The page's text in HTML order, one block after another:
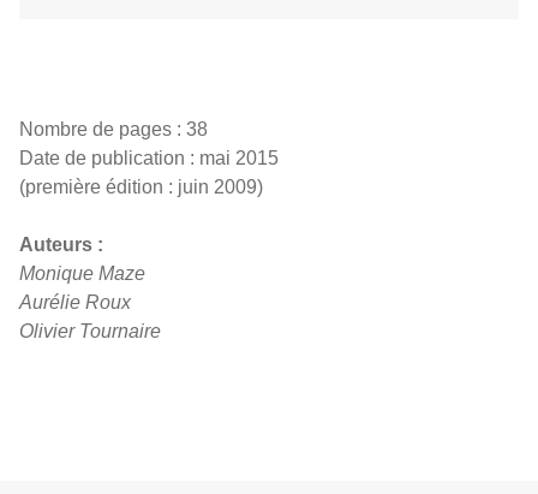
Nombre de pages : 38
Date de publication : mai 2015
(première édition : juin 2009)
Auteurs :
Monique Maze
Aurélie Roux
Olivier Tournaire